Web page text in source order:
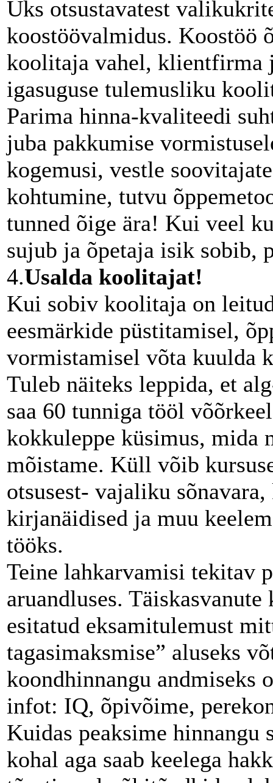
Üks otsustavatest
koostöövalmidus. Koostöö
koolitaja vahel, klientfirma
igasuguse tulemusliku
Parima hinna-kvaliteedi
juba pakkumise
kogemusi, vestle
kohtumine, tutvu
tunned õige ära! Kui veel
sujub ja õpetaja isik sobib,
4.Usalda koolitajat!
Kui sobiv koolitaja on
eesmärkide püstitamisel,
vormistamisel võta kuulda
Tuleb näiteks leppida, et
saa 60 tunniga tööl
kokkuleppe küsimus, mida
mõistame. Küll võib
otsusest- vajaliku
kirjanäidised ja muu
tööks.
Teine lahkarvamisi tekitav
aruandluses.
esitatud eksamitulemust
tagasimaksmise” aluseks
koondhinnangu andmiseks
infot: IQ, õpivõime,
Kuidas peaksime hinnangu
kohal aga saab keelega